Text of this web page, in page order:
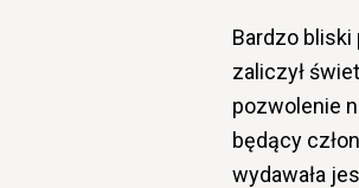
Bardzo bliski
zaliczył
pozwolenie
będący
wydawała